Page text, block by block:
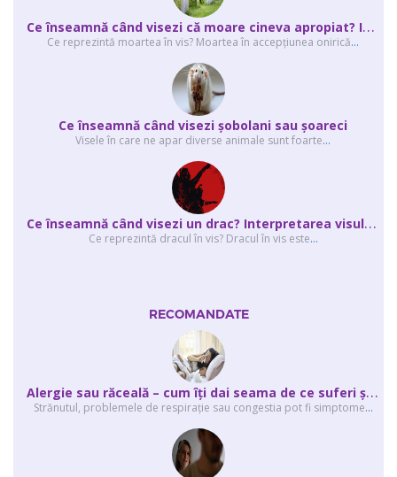
C
e înseamnă când visezi că moare cineva apropiat? Interpretarea visului în ...
Ce reprezintă moartea în vis? Moartea în accepţiunea onirică...
Ce înseamnă când visezi şobolani sau şoareci
Visele în care ne apar diverse animale sunt foarte...
C
e înseamnă când visezi un drac? Interpretarea visului în care apar unul sau...
Ce reprezintă dracul în vis? Dracul în vis este...
RECOMANDATE
A
lergie sau răceală – cum îţi dai seama de ce suferi și de ce conteaz...
Strănutul, problemele de respirație sau congestia pot fi simptome...